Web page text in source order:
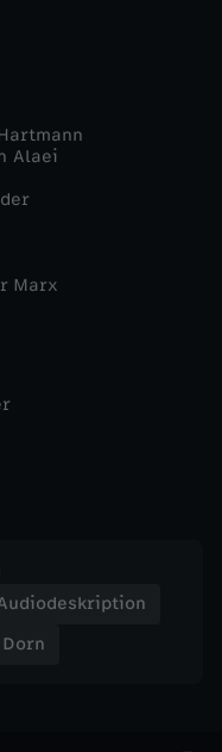
Alaei
Marx